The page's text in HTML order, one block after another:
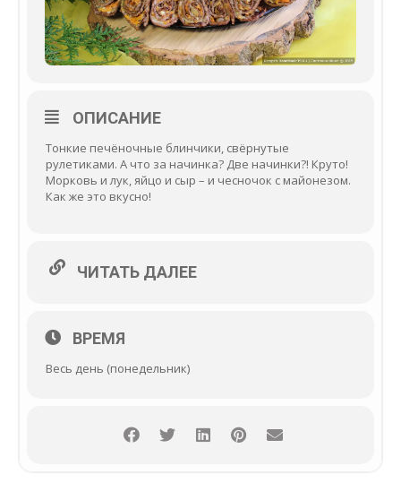
ОПИСАНИЕ
Тонкие печёночные блинчики, свёрнутые
рулетиками. А что за начинка? Две начинки?! Круто!
Морковь и лук, яйцо и сыр – и чесночок с майонезом.
Как же это вкусно!
ЧИТАТЬ ДАЛЕЕ
ВРЕМЯ
Весь день (понедельник)